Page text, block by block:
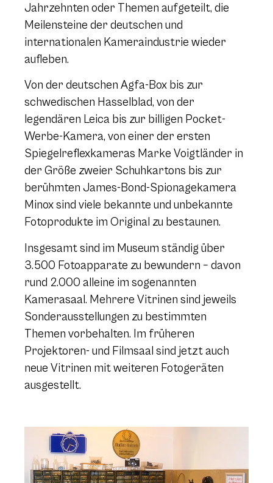
Jahrzehnten oder Themen aufgeteilt, die
Meilensteine der deutschen und
internationalen Kameraindustrie wieder
aufleben.
Von der deutschen Agfa-Box bis zur
schwedischen Hasselblad, von der
legendären Leica bis zur billigen Pocket-
Werbe-Kamera, von einer der ersten
Spiegelreflexkameras Marke Voigtländer in
der Größe zweier Schuhkartons bis zur
berühmten James-Bond-Spionagekamera
Minox sind viele bekannte und unbekannte
Fotoprodukte im Original zu bestaunen.
Insgesamt sind im Museum ständig über
3.500 Fotoapparate zu bewundern – davon
rund 2.000 alleine im sogenannten
Kamerasaal. Mehrere Vitrinen sind jeweils
Sonderausstellungen zu bestimmten
Themen vorbehalten. Im früheren
Projektoren- und Filmsaal sind jetzt auch
neue Vitrinen mit weiteren Fotogeräten
ausgestellt.